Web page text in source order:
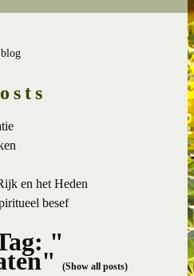
en het Heden
besef
"
(Show all posts)